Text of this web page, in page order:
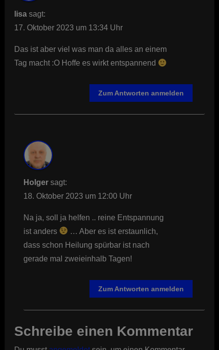
lisa sagt:
17. Oktober 2023 um 13:34 Uhr
Das ist aber viel was man da alles an einem
Tag macht :O Hoffe es wirkt entspannend
Zum Antworten anmelden
Holger sagt:
18. Oktober 2023 um 12:00 Uhr
Na ja, soll ja helfen .. reine Entspannung
ist anders
… Aber es ist erstaunlich,
dass schon Heilung spürbar ist nach
gerade mal zweieinhalb Tagen!
Zum Antworten anmelden
Schreibe einen Kommentar